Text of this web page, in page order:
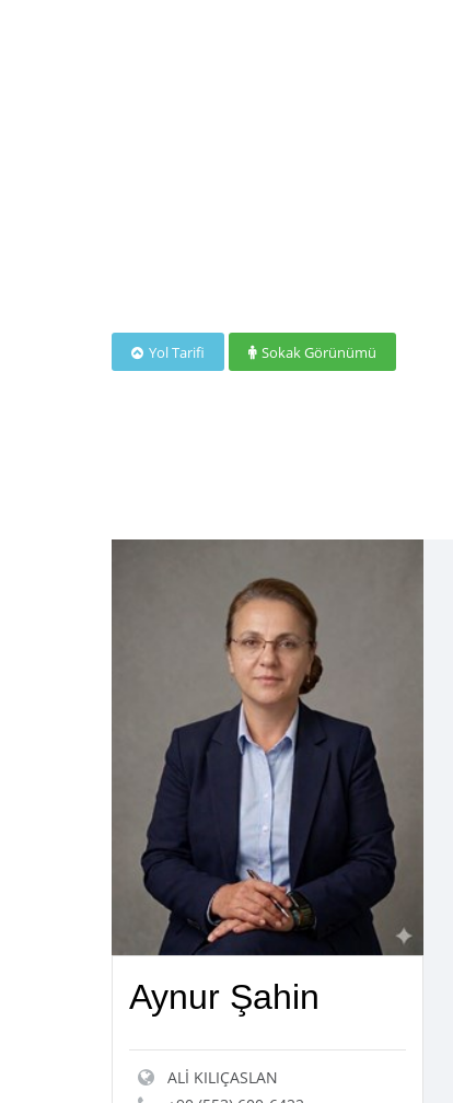
Yol Tarifi Sokak Görünümü
Aynur Şahin
ALİ KILIÇASLAN